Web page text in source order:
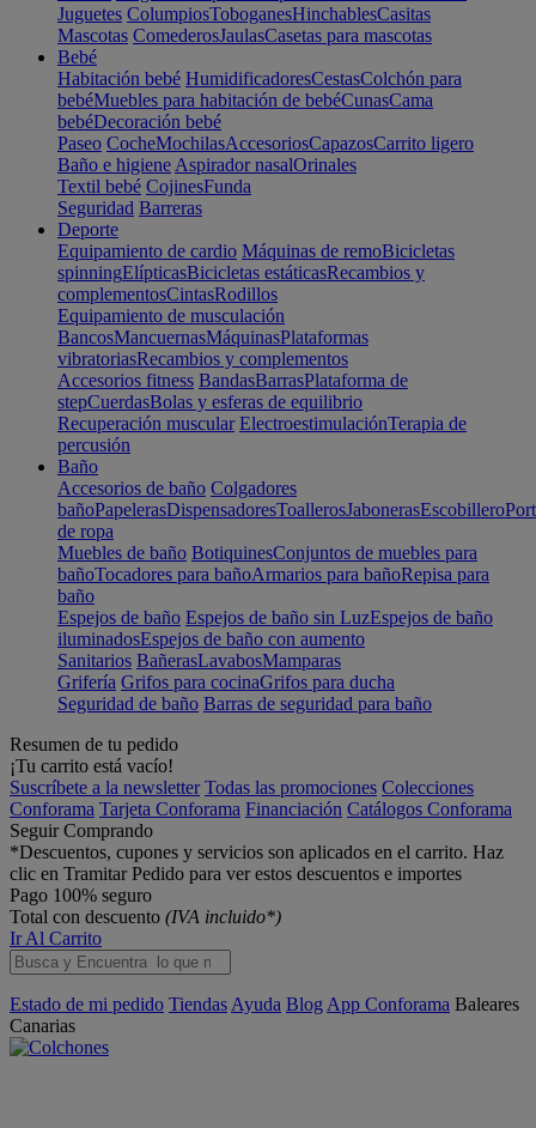
Juguetes ColumpiosToboganesHinchablesCasitas
Mascotas ComederosJaulasCasetas para mascotas
Bebé
Habitación bebé HumidificadoresCestasColchón para
bebéMuebles para habitación de bebéCunasCama
bebéDecoración bebé
Paseo CocheMochilasAccesoriosCapazosCarrito ligero
Baño e higiene Aspirador nasalOrinales
Textil bebé CojinesFunda
Seguridad Barreras
Deporte
Equipamiento de cardio Máquinas de remoBicicletas
spinningElípticasBicicletas estáticasRecambios y
complementosCintasRodillos
Equipamiento de musculación
BancosMancuernasMáquinasPlataformas
vibratoriasRecambios y complementos
Accesorios fitness BandasBarrasPlataforma de
stepCuerdasBolas y esferas de equilibrio
Recuperación muscular ElectroestimulaciónTerapia de
percusión
Baño
Accesorios de baño Colgadores
bañoPapelerasDispensadoresToallerosJabonerasEscobillero
de ropa
Muebles de baño BotiquinesConjuntos de muebles para
bañoTocadores para bañoArmarios para bañoRepisa para
baño
Espejos de baño Espejos de baño sin LuzEspejos de baño
iluminadosEspejos de baño con aumento
Sanitarios BañerasLavabosMamparas
Grifería Grifos para cocinaGrifos para ducha
Seguridad de baño Barras de seguridad para baño
Resumen de tu pedido
¡Tu carrito está vacío!
Suscríbete a la newsletter Todas las promociones Colecciones
Conforama Tarjeta Conforama Financiación Catálogos Conforama
Seguir Comprando
*Descuentos, cupones y servicios son aplicados en el carrito. Haz
clic en Tramitar Pedido para ver estos descuentos e importes
Pago 100% seguro
Total con descuento (IVA incluido*)
Ir Al Carrito
Estado de mi pedido Tiendas Ayuda Blog App Conforama Baleares
Canarias